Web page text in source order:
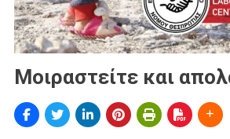
Μοιραστείτε και